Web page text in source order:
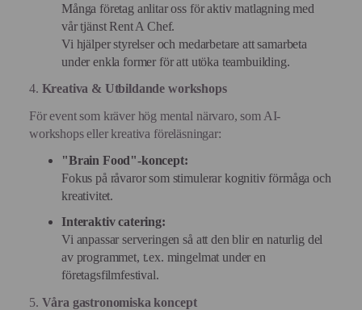
Många företag anlitar oss för aktiv matlagning med
vår tjänst Rent A Chef.
Vi hjälper styrelser och medarbetare att samarbeta
under enkla former för att utöka teambuilding.
4. Kreativa & Utbildande workshops
För event som kräver hög mental närvaro, som AI-
workshops eller kreativa föreläsningar:
"Brain Food"-koncept:
Fokus på råvaror som stimulerar kognitiv förmåga och
kreativitet.
Interaktiv catering:
Vi anpassar serveringen så att den blir en naturlig del
av programmet, t.ex. mingelmat under en
företagsfilmfestival.
5. Våra gastronomiska koncept